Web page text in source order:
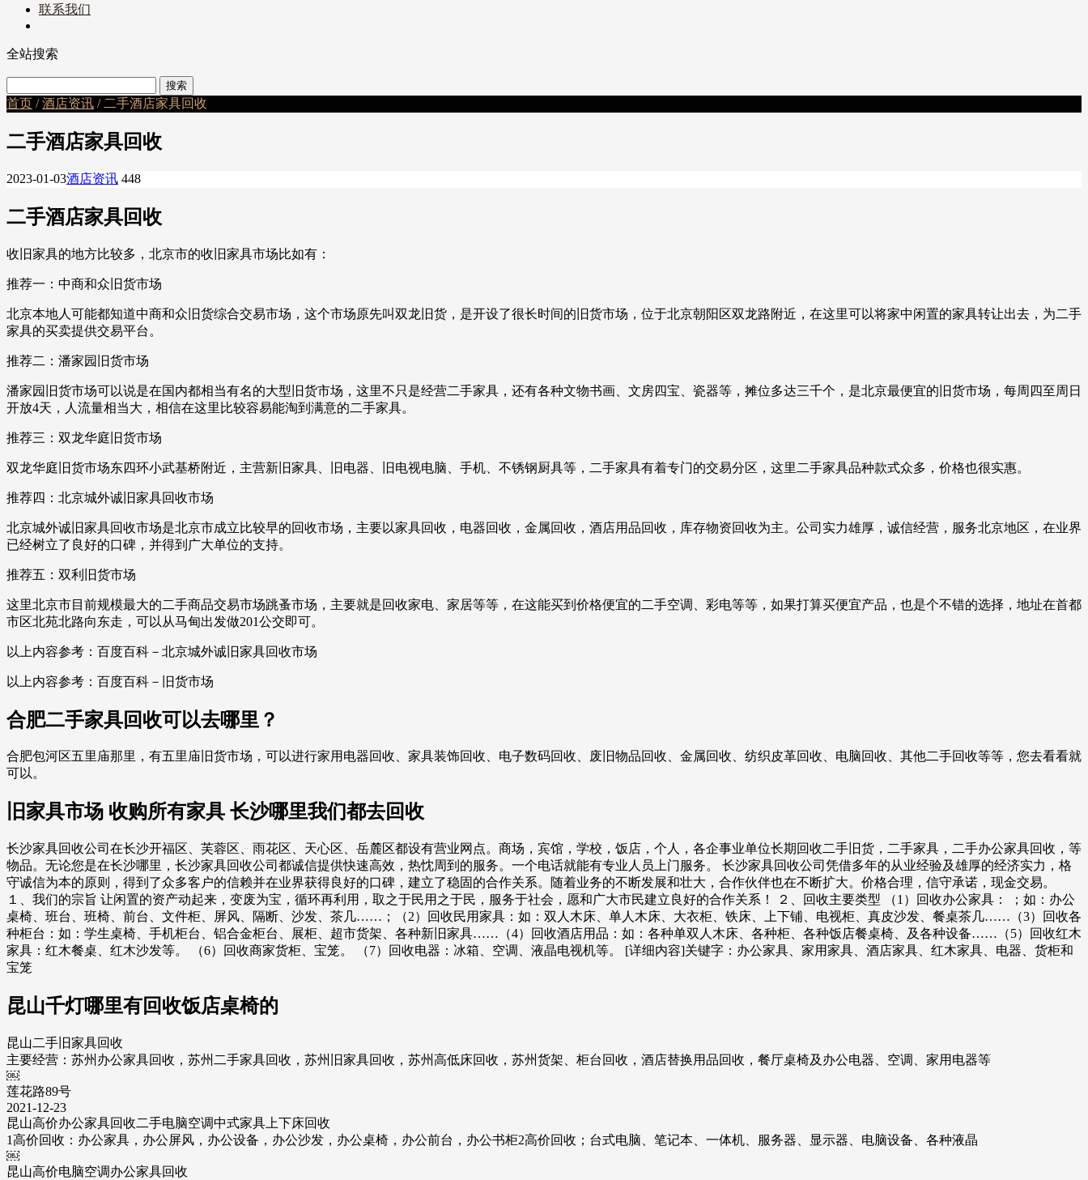
联系我们
全站搜索
首页 /酒店资讯 / 二手酒店家具回收
二手酒店家具回收
2023-01-03酒店资讯 448
二手酒店家具回收
收旧家具的地方比较多，北京市的收旧家具市场比如有：
推荐一：中商和众旧货市场
北京本地人可能都知道中商和众旧货综合交易市场，这个市场原先叫双龙旧货，是开设了很长时间的旧货市场，位于北京朝阳区双龙路附近，在这里可以将家中闲置的家具转让出去，为二手
家具的买卖提供交易平台。
推荐二：潘家园旧货市场
潘家园旧货市场可以说是在国内都相当有名的大型旧货市场，这里不只是经营二手家具，还有各种文物书画、文房四宝、瓷器等，摊位多达三千个，是北京最便宜的旧货市场，每周四至周日
开放4天，人流量相当大，相信在这里比较容易能淘到满意的二手家具。
推荐三：双龙华庭旧货市场
双龙华庭旧货市场东四环小武基桥附近，主营新旧家具、旧电器、旧电视电脑、手机、不锈钢厨具等，二手家具有着专门的交易分区，这里二手家具品种款式众多，价格也很实惠。
推荐四：北京城外诚旧家具回收市场
北京城外诚旧家具回收市场是北京市成立比较早的回收市场，主要以家具回收，电器回收，金属回收，酒店用品回收，库存物资回收为主。公司实力雄厚，诚信经营，服务北京地区，在业界
已经树立了良好的口碑，并得到广大单位的支持。
推荐五：双利旧货市场
这里北京市目前规模最大的二手商品交易市场跳蚤市场，主要就是回收家电、家居等等，在这能买到价格便宜的二手空调、彩电等等，如果打算买便宜产品，也是个不错的选择，地址在首都
市区北苑北路向东走，可以从马甸出发做201公交即可。
以上内容参考：百度百科－北京城外诚旧家具回收市场
以上内容参考：百度百科－旧货市场
合肥二手家具回收可以去哪里？
合肥包河区五里庙那里，有五里庙旧货市场，可以进行家用电器回收、家具装饰回收、电子数码回收、废旧物品回收、金属回收、纺织皮革回收、电脑回收、其他二手回收等等，您去看看就
可以。
旧家具市场 收购所有家具 长沙哪里我们都去回收
长沙家具回收公司在长沙开福区、芙蓉区、雨花区、天心区、岳麓区都设有营业网点。商场，宾馆，学校，饭店，个人，各企事业单位长期回收二手旧货，二手家具，二手办公家具回收，等
物品。无论您是在长沙哪里，长沙家具回收公司都诚信提供快速高效，热忱周到的服务。一个电话就能有专业人员上门服务。 长沙家具回收公司凭借多年的从业经验及雄厚的经济实力，格
守诚信为本的原则，得到了众多客户的信赖并在业界获得良好的口碑，建立了稳固的合作关系。随着业务的不断发展和壮大，合作伙伴也在不断扩大。价格合理，信守承诺，现金交易。
１、我们的宗旨 让闲置的资产动起来，变废为宝，循环再利用，取之于民用之于民，服务于社会，愿和广大市民建立良好的合作关系！ ２、回收主要类型 （1）回收办公家具： ；如：办公
桌椅、班台、班椅、前台、文件柜、屏风、隔断、沙发、茶几……；（2）回收民用家具：如：双人木床、单人木床、大衣柜、铁床、上下铺、电视柜、真皮沙发、餐桌茶几……（3）回收各
种柜台：如：学生桌椅、手机柜台、铝合金柜台、展柜、超市货架、各种新旧家具……（4）回收酒店用品：如：各种单双人木床、各种柜、各种饭店餐桌椅、及各种设备……（5）回收红木
家具：红木餐桌、红木沙发等。 （6）回收商家货柜、宝笼。 （7）回收电器：冰箱、空调、液晶电视机等。 [详细内容]关键字：办公家具、家用家具、酒店家具、红木家具、电器、货柜和
宝笼
昆山千灯哪里有回收饭店桌椅的
昆山二手旧家具回收
主要经营：苏州办公家具回收，苏州二手家具回收，苏州旧家具回收，苏州高低床回收，苏州货架、柜台回收，酒店替换用品回收，餐厅桌椅及办公电器、空调、家用电器等
￼
莲花路89号
2021-12-23
昆山高价办公家具回收二手电脑空调中式家具上下床回收
1高价回收：办公家具，办公屏风，办公设备，办公沙发，办公桌椅，办公前台，办公书柜2高价回收；台式电脑、笔记本、一体机、服务器、显示器、电脑设备、各种液晶
￼
昆山高价电脑空调办公家具回收